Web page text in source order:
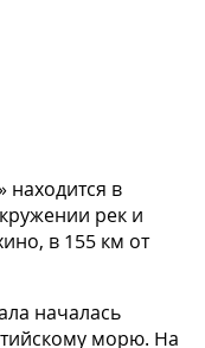
находится в
рек и
в 155 км от
началась
морю. На